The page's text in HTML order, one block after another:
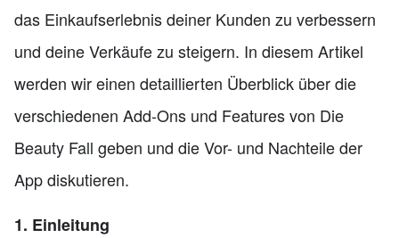
das Einkaufserlebnis deiner Kunden zu verbessern
und deine Verkäufe zu steigern. In diesem Artikel
werden wir einen detaillierten Überblick über die
verschiedenen Add-Ons und Features von Die
Beauty Fall geben und die Vor- und Nachteile der
App diskutieren.
1. Einleitung